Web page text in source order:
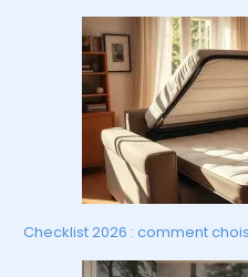
Checklist 2026 : comment